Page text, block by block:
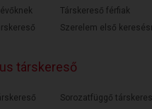
Társkereső férfiak
Szerelem első
társkereső
Sorozatfüggő